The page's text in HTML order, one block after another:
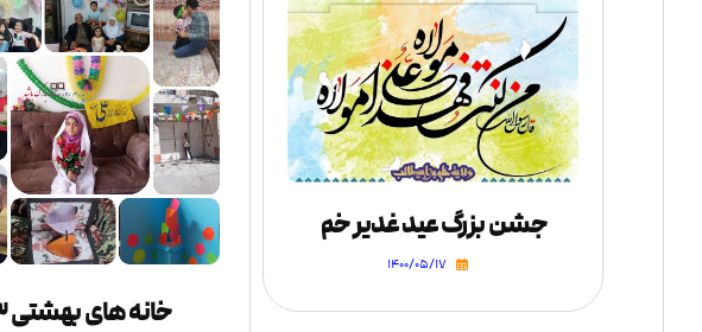
خانه های بهشتی ۳
جشن بزرگ عید غدیر خم
۱۴۰۰/۰۵/۱۷